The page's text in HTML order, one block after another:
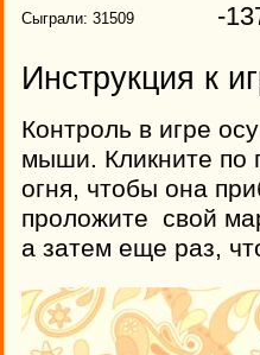
Сыграли: 31509 -
Инструкция к
Контроль в игре
мыши. Кликните по
огня, чтобы она
проложите свой
а затем еще раз,